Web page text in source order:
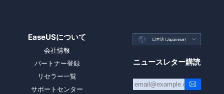
EaseUSについて
会社情報
パートナー登録
リセラー一覧
サポートセンター
 日本語 (Japanese) 
ニュースレター購読